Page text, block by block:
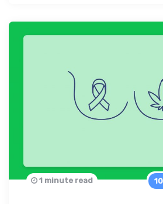
1 minute read